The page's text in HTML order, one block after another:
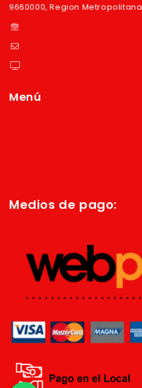
9660000, Region Metropolitana
Menú
Medios de pago: